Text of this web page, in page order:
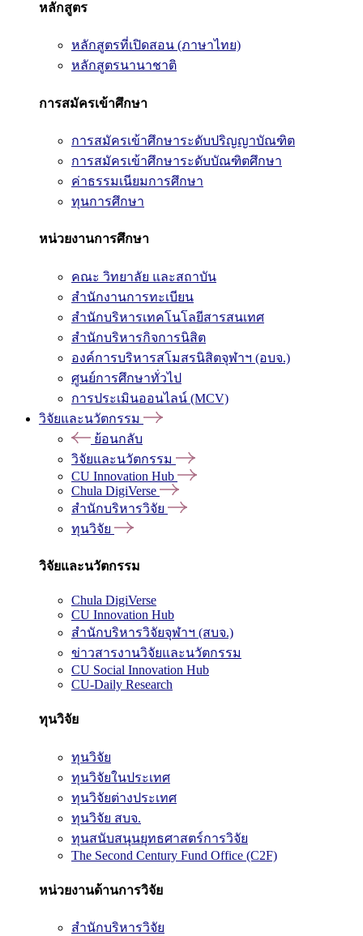
หลักสูตร
หลักสูตรที่เปิดสอน (ภาษาไทย)
หลักสูตรนานาชาติ
การสมัครเข้าศึกษา
การสมัครเข้าศึกษาระดับปริญญาบัณฑิต
การสมัครเข้าศึกษาระดับบัณฑิตศึกษา
ค่าธรรมเนียมการศึกษา
ทุนการศึกษา
หน่วยงานการศึกษา
คณะ วิทยาลัย และสถาบัน
สำนักงานการทะเบียน
สำนักบริหารเทคโนโลยีสารสนเทศ
สำนักบริหารกิจการนิสิต
องค์การบริหารสโมสรนิสิตจุฬาฯ (อบจ.)
ศูนย์การศึกษาทั่วไป
การประเมินออนไลน์ (MCV)
วิจัยและนวัตกรรม
ย้อนกลับ
วิจัยและนวัตกรรม
CU Innovation Hub
Chula DigiVerse
สำนักบริหารวิจัย
ทุนวิจัย
วิจัยและนวัตกรรม
Chula DigiVerse
CU Innovation Hub
สำนักบริหารวิจัยจุฬาฯ (สบจ.)
ข่าวสารงานวิจัยและนวัตกรรม
CU Social Innovation Hub
CU-Daily Research
ทุนวิจัย
ทุนวิจัย
ทุนวิจัยในประเทศ
ทุนวิจัยต่างประเทศ
ทุนวิจัย สบจ.
ทุนสนับสนุนยุทธศาสตร์การวิจัย
The Second Century Fund Office (C2F)
หน่วยงานด้านการวิจัย
สำนักบริหารวิจัย